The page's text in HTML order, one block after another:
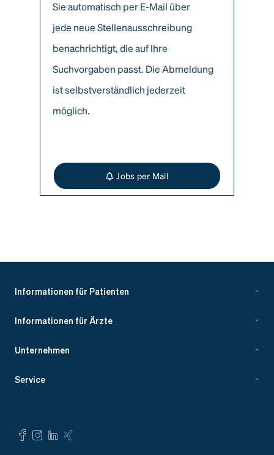
Sie automatisch per E-Mail über
jede neue Stellenausschreibung
benachrichtigt, die auf Ihre
Suchvorgaben passt. Die Abmeldung
ist selbstverständlich jederzeit
möglich.
Jobs per Mail
Informationen für Patienten
Informationen für Ärzte
Unternehmen
Service